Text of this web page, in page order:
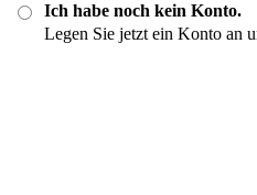
Ich habe noch kein Konto.
Legen Sie jetzt ein Konto an